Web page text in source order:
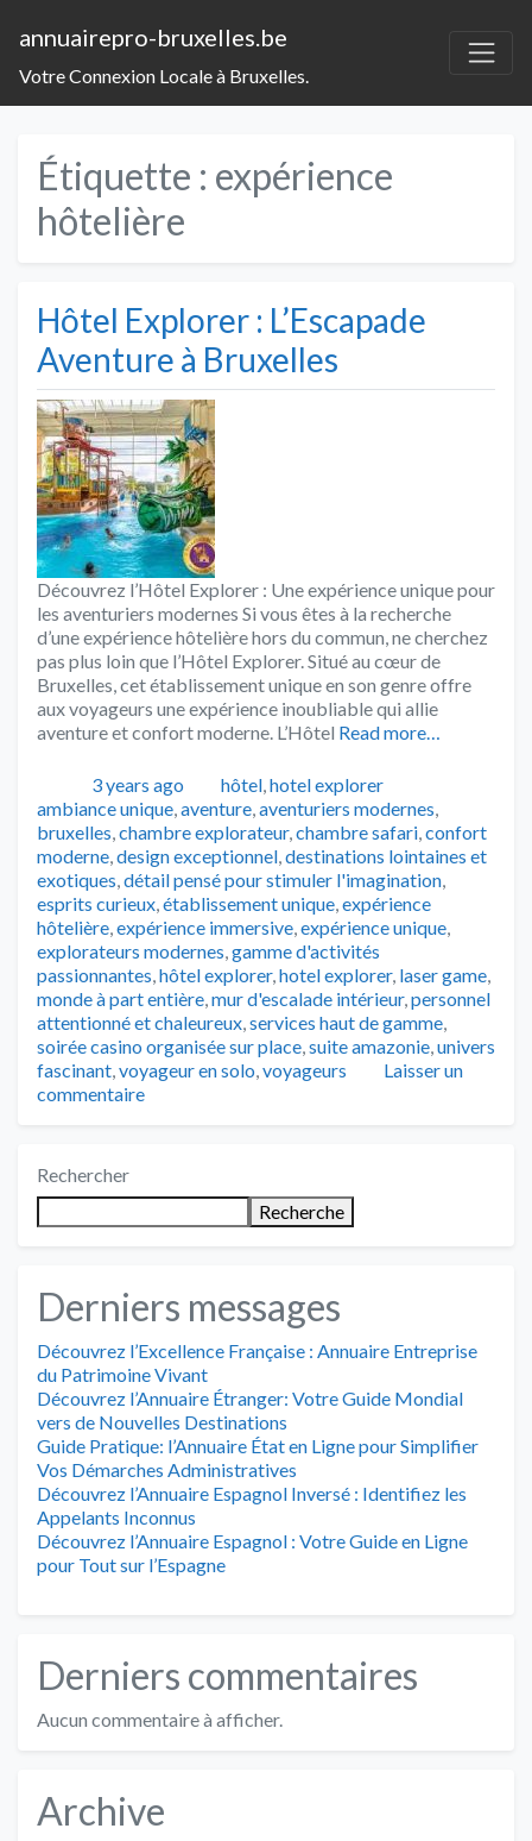
annuairepro-bruxelles.be
Votre Connexion Locale à Bruxelles.
Étiquette : expérience
hôtelière
Hôtel Explorer : L’Escapade
Aventure à Bruxelles
Découvrez l’Hôtel Explorer : Une expérience unique pour
les aventuriers modernes Si vous êtes à la recherche
d’une expérience hôtelière hors du commun, ne cherchez
pas plus loin que l’Hôtel Explorer. Situé au cœur de
Bruxelles, cet établissement unique en son genre offre
aux voyageurs une expérience inoubliable qui allie
aventure et confort moderne. L’Hôtel Read more…
Publié3 years ago Catégories
hôtel,hotel explorer
ambiance unique,aventure,aventuriers modernes,
bruxelles,chambre explorateur,chambre safari,confort
moderne,design exceptionnel,destinations lointaines et
exotiques,détail pensé pour stimuler l'imagination,
esprits curieux,établissement unique,expérience
hôtelière,expérience immersive,expérience unique,
explorateurs modernes,gamme d'activités
passionnantes,hôtel explorer,hotel explorer, laser game,
monde à part entière,mur d'escalade intérieur,personnel
attentionné et chaleureux,services haut de gamme,
soirée casino organisée sur place,suite amazonie,univers
fascinant,voyageur en solo,voyageurs
Laisser un
commentaire
Rechercher
Recherche
Derniers messages
Découvrez l’Excellence Française : Annuaire Entreprise
du Patrimoine Vivant
Découvrez l’Annuaire Étranger: Votre Guide Mondial
vers de Nouvelles Destinations
Guide Pratique: l’Annuaire État en Ligne pour Simplifier
Vos Démarches Administratives
Découvrez l’Annuaire Espagnol Inversé : Identifiez les
Appelants Inconnus
Découvrez l’Annuaire Espagnol : Votre Guide en Ligne
pour Tout sur l’Espagne
Derniers commentaires
Aucun commentaire à afficher.
Archive